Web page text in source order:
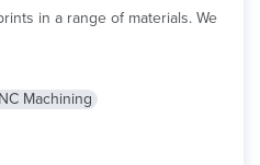
in a range of materials. We
Machining